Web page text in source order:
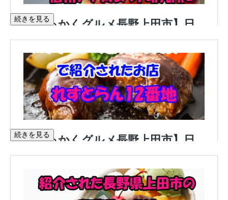
続きを見る
続きを見る